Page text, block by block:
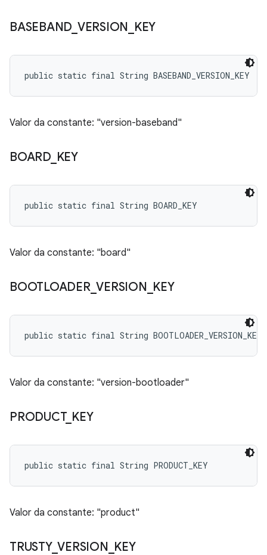
BASEBAND VERSION KEY
public static final String BASEBAND_VERSION_KEY
Valor da constante: "version-baseband"
BOARD_ KEY
public static final String BOARD_KEY
Valor da constante: "board"
BOOTLOADER_VERSION KEY
public static final String BOOTLOADER_VERSION_KEY
Valor da constante: "version-bootloader"
PRODUCT_ KEY
public static final String PRODUCT_KEY
Valor da constante: "product"
TRUSTY_VERSION KEY